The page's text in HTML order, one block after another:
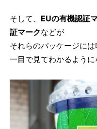
そして、 EUの有機認証
証マークなどが
それらのパッケージに
一目で見てわかるように